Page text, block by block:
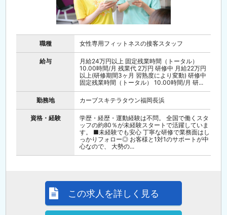
職種 女性専用フィットネスの接客スタッフ
給与
月給24万円以上 固定残業時間（トータル）
10.00時間/月 残業代 2万円 研修中 月給22万円
以上(研修期間3ヶ月 習熟度により変動) 研修中
固定残業時間（トータル） 10.00時間/月 研...
勤務地 カーブスキテラタウン福岡長浜
資格・経験
学歴・経歴・運動経験は不問。 全国で働くスタ
ッフの約80％が未経験スタートで活躍していま
す。 ■未経験でも安心 丁寧な研修で業務面はし
っかりフォロー◎ お客様と1対1のサポートが中
心なので、 大勢の...
この求人を詳しく見る